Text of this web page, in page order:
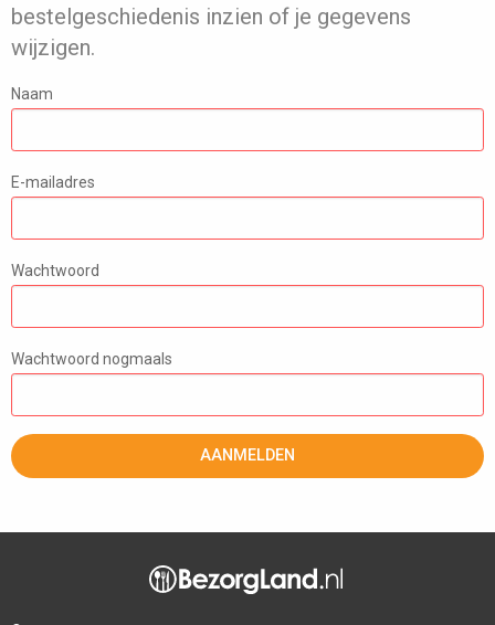
bestelgeschiedenis inzien of je gegevens
wijzigen.
Naam
E-mailadres
Wachtwoord
Wachtwoord nogmaals
AANMELDEN